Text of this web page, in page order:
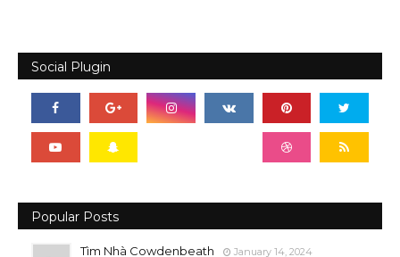
Social Plugin
Popular Posts
Tìm Nhà Cowdenbeath January 14, 2024